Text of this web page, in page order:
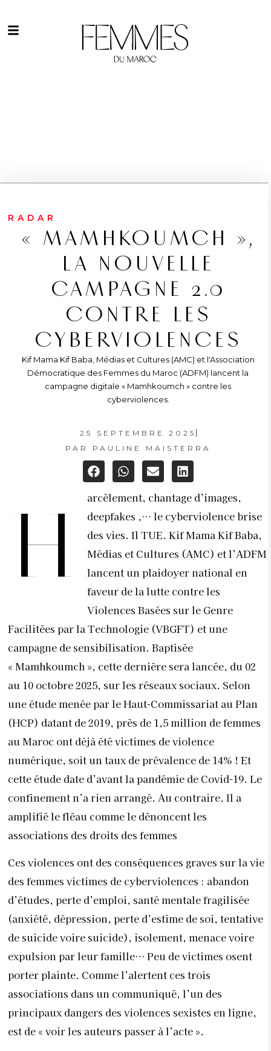
RADAR
« MAMHKOUMCH »,
LA NOUVELLE
CAMPAGNE 2.0
CONTRE LES
CYBERVIOLENCES
Kif Mama Kif Baba, Médias et Cultures (AMC) et l'Association
Démocratique des Femmes du Maroc (ADFM) lancent la
campagne digitale « Mamhkoumch » contre les
cyberviolences.
25 SEPTEMBRE 2025
PAR
PAULINE MAISTERRA
H
arcèlement, chantage d’images,
deepfakes ,… le cyberviolence brise
des vies. Il TUE. Kif Mama Kif Baba,
Médias et Cultures (AMC) et l’ADFM
lancent un plaidoyer national en
faveur de la lutte contre les
Violences Basées sur le Genre
Facilitées par la Technologie (VBGFT) et une
campagne de sensibilisation. Baptisée
« Mamhkoumch », cette dernière sera lancée, du 02
au 10 octobre 2025, sur les réseaux sociaux. Selon
une étude menée par le Haut-Commissariat au Plan
(HCP) datant de 2019, près de 1,5 million de femmes
au Maroc ont déjà été victimes de violence
numérique, soit un taux de prévalence de 14% ! Et
cette étude date d’avant la pandémie de Covid-19. Le
confinement n’a rien arrangé. Au contraire. Il a
amplifié le fléau comme le dénoncent les
associations des droits des femmes
Ces violences ont des conséquences graves sur la vie
des femmes victimes de cyberviolences : abandon
d’études, perte d’emploi, santé mentale fragilisée
(anxiété, dépression, perte d’estime de soi, tentative
de suicide voire suicide), isolement, menace voire
expulsion par leur famille… Peu de victimes osent
porter plainte. Comme l’alertent ces trois
associations dans un communiqué, l’un des
principaux dangers des violences sexistes en ligne,
est de « voir les auteurs passer à l’acte ».